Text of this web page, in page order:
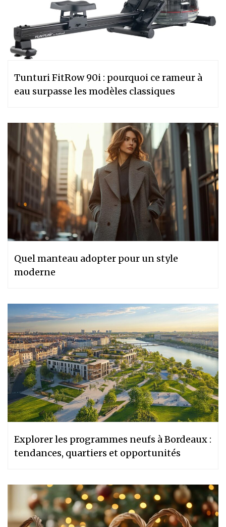
Tunturi FitRow 90i : pourquoi ce rameur à
eau surpasse les modèles classiques
Quel manteau adopter pour un style
moderne
Explorer les programmes neufs à Bordeaux :
tendances, quartiers et opportunités